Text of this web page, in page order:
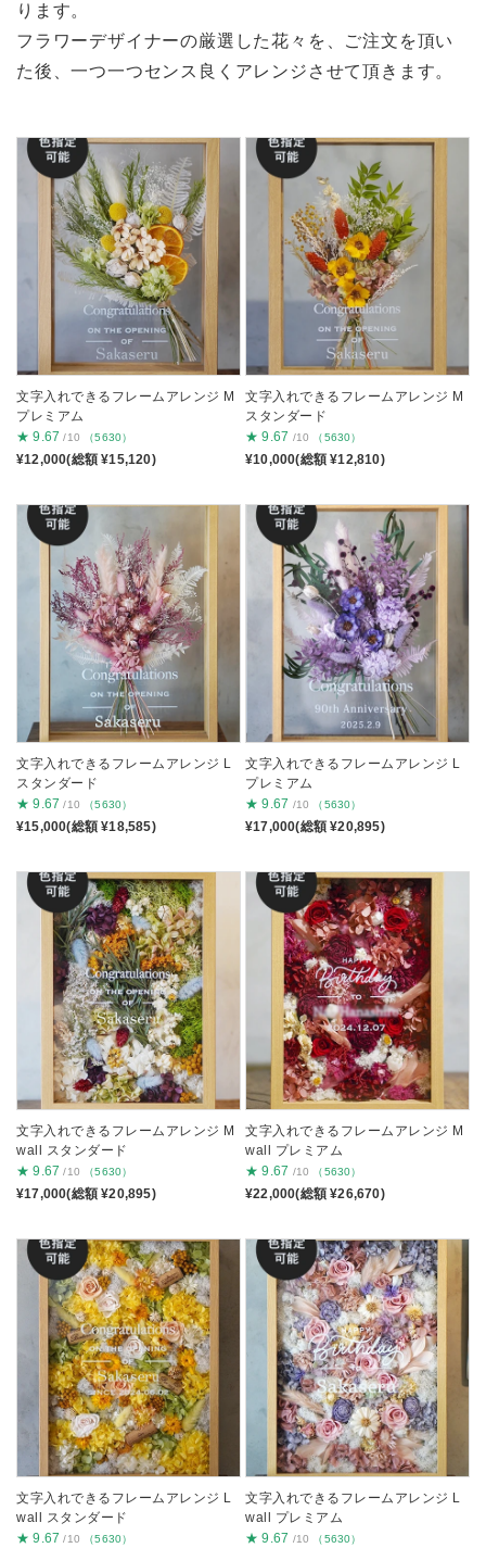
ります。
フラワーデザイナーの厳選した花々を、ご注文を頂い
た後、一つ一つセンス良くアレンジさせて頂きます。
文字入れできるフレームアレンジ M
プレミアム
★ 9.67 /10 （5630）
¥12,000(総額 ¥15,120)
文字入れできるフレームアレンジ M
スタンダード
★ 9.67 /10 （5630）
¥10,000(総額 ¥12,810)
文字入れできるフレームアレンジ L
スタンダード
★ 9.67 /10 （5630）
¥15,000(総額 ¥18,585)
文字入れできるフレームアレンジ L
プレミアム
★ 9.67 /10 （5630）
¥17,000(総額 ¥20,895)
文字入れできるフレームアレンジ M
wall スタンダード
★ 9.67 /10 （5630）
¥17,000(総額 ¥20,895)
文字入れできるフレームアレンジ M
wall プレミアム
★ 9.67 /10 （5630）
¥22,000(総額 ¥26,670)
文字入れできるフレームアレンジ L
wall スタンダード
★ 9.67 /10 （5630）
文字入れできるフレームアレンジ L
wall プレミアム
★ 9.67 /10 （5630）